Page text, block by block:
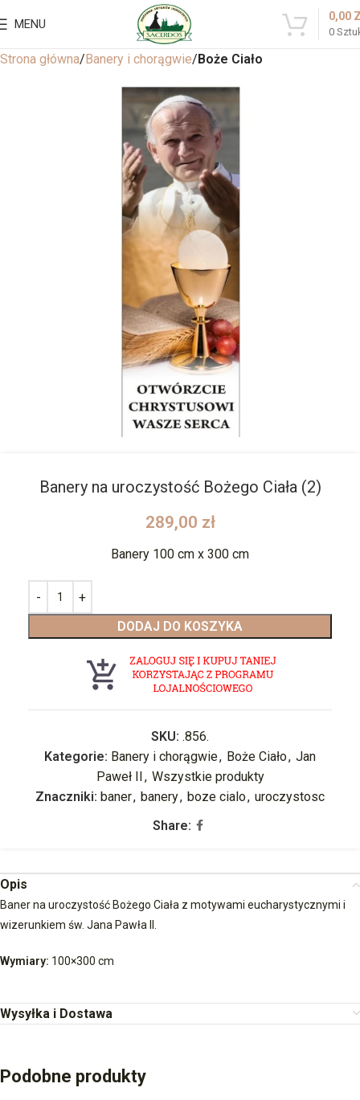
MENU
0
0,00
Strona główna Banery i chorągwie Boże Ciało
Banery na uroczystość Bożego Ciała (2)
289,00 zł
Banery 100 cm x 300 cm
DODAJ DO KOSZYKA
SKU: .856.
Kategorie: Banery i chorągwie, Boże Ciało, Jan
Paweł II, Wszystkie produkty
Znaczniki: baner, banery, boze cialo, uroczystosc
Share:
Opis
Baner na uroczystość Bożego Ciała z motywami eucharystycznymi i
wizerunkiem św. Jana Pawła II.
Wymiary: 100×300 cm
Wysyłka i Dostawa
Podobne produkty